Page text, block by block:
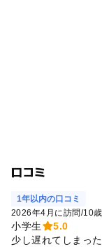
口コミ
1年以内の口コミ
2026年4月に訪問/10
小学生
5.0
少し遅れてしまっ